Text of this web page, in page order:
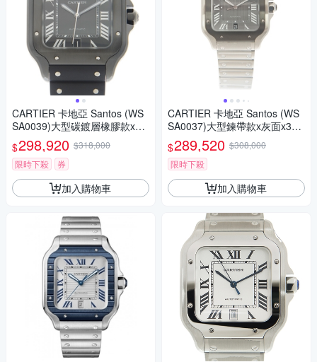
CARTIER 卡地亞 Santos (WS
SA0039)大型碳鍍層橡膠款x39.
8mm
$298,920 $318,000
限時下殺
券
加入購物車
CARTIER 卡地亞 Santos (WS
SA0037)大型鍊帶款x灰面x39.
8mm
$289,520 $308,000
限時下殺
加入購物車